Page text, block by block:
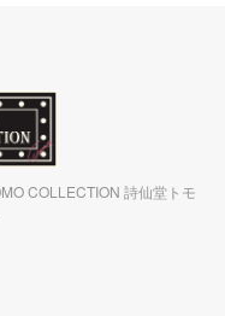
COLLECTION 詩仙堂トモ